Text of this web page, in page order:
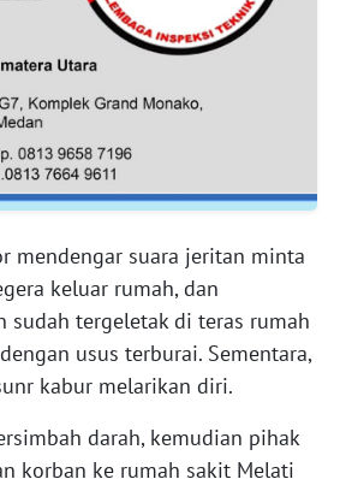
mendengar suara jeritan minta
keluar rumah, dan
sudah tergeletak di teras rumah
usus terburai. Sementara,
kabur melarikan diri.
darah, kemudian pihak
korban ke rumah sakit Melati